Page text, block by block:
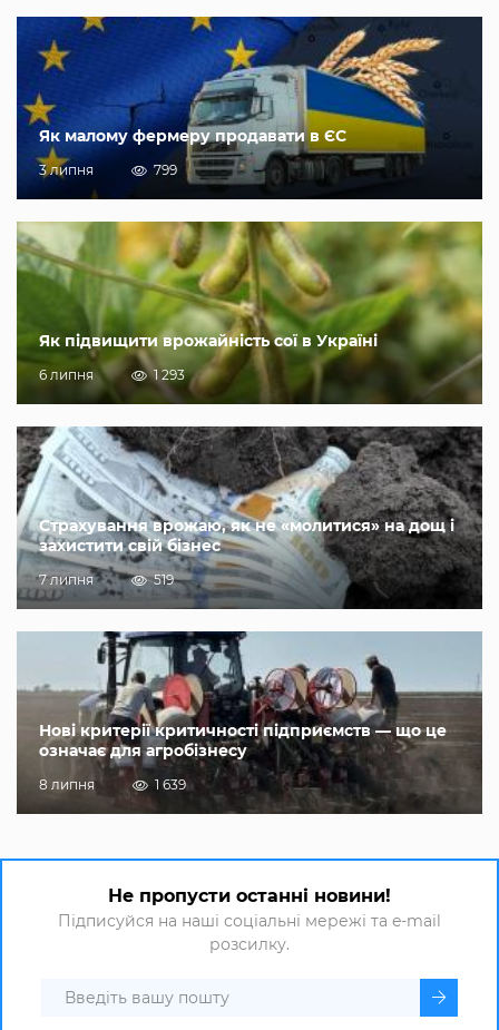
Як малому фермеру продавати в ЄС
3 липня 799
Як підвищити врожайність сої в Україні
6 липня 1 293
Страхування врожаю, як не «молитися» на дощ і
захистити свій бізнес
7 липня 519
Нові критерії критичності підприємств — що це
означає для агробізнесу
8 липня 1 639
Не пропусти останні новини!
Підписуйся на наші соціальні мережі та e-mail
розсилку.